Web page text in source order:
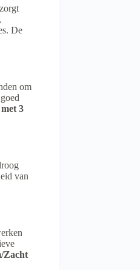
De
om
3
van
Zacht